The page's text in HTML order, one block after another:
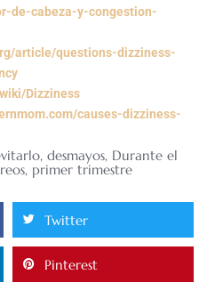
de-cabeza-y-congestion-
article/questions-dizziness-
Dizziness
causes-dizziness-
, desmayos, Durante el
, primer trimestre
Twitter
Pinterest